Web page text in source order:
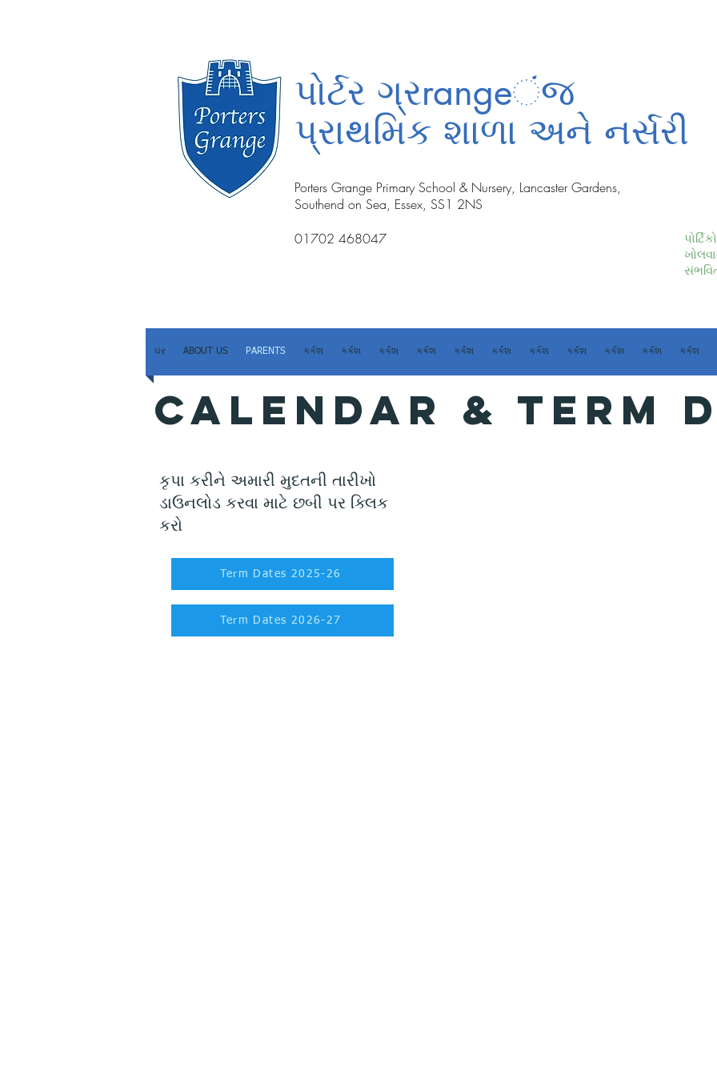
પોર્ટર ગ્રrangeંજ
પ્રાથમિક શાળા અને નર્સરી
Porters Grange Primary School & Nursery, Lancaster Gardens,
Southend on Sea, Essex, SS1 2NS
01702 468047
ઘર ABOUT US PARENTS કર્કશ કર્કશ કર્કશ કર્કશ કર્કશ કર્કશ કર્કશ કર્કશ કર્કશ કર્કશ કર્કશ
calendar & Term
કૃપા કરીને અમારી મુદતની તારીખો
ડાઉનલોડ કરવા માટે છબી પર ક્લિક
કરો
Term Dates 2025-26
Term Dates 2026-27